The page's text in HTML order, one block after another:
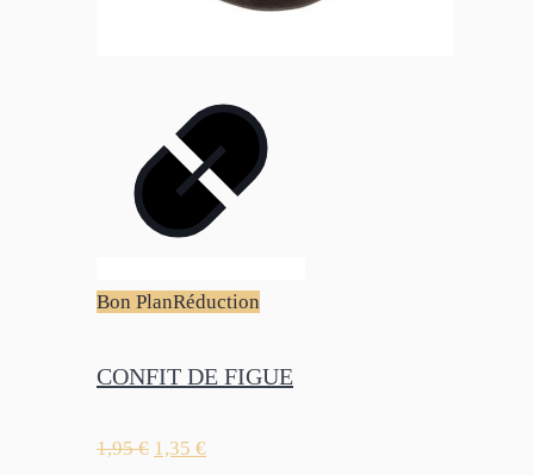
Bon PlanRéduction
CONFIT DE FIGUE
1,95€ 1,35 €